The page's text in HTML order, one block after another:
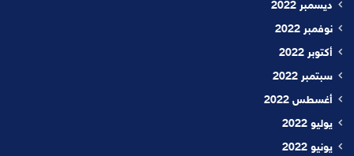
ديسمبر 2022
نوفمبر 2022
أكتوبر 2022
سبتمبر 2022
أغسطس 2022
يوليو 2022
يونيو 2022